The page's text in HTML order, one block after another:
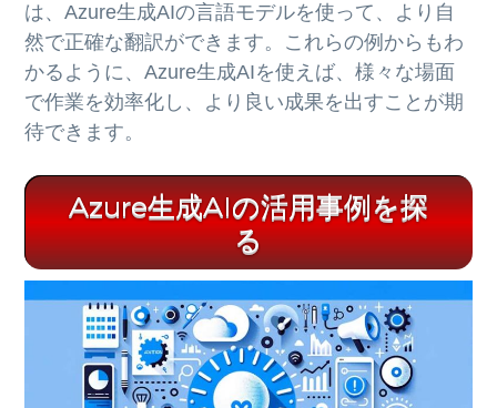
は、Azure生成AIの言語モデルを使って、より自
然で正確な翻訳ができます。これらの例からもわ
かるように、Azure生成AIを使えば、様々な場面
で作業を効率化し、より良い成果を出すことが期
待できます。
Azure生成AIの活用事例を探
る